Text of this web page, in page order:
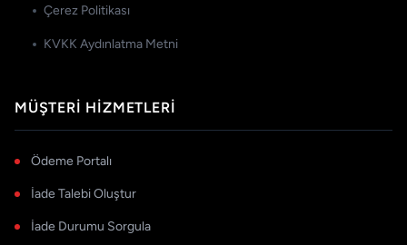
Çerez Politikası
KVKK Aydınlatma Metni
MÜŞTERI HIZMETLERI
Ödeme Portalı
İade Talebi Oluştur
İade Durumu Sorgula